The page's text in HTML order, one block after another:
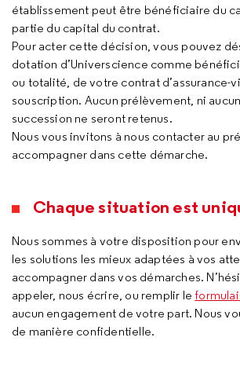
établissement peut être bénéficiaire du
partie du capital du contrat.
Pour acter cette décision, vous pouvez
dotation d’Universcience comme
ou totalité, de votre contrat d’assurance-
souscription. Aucun prélèvement, ni
succession ne seront retenus.
Nous vous invitons à nous contacter au
accompagner dans cette démarche.
Chaque situation est
Nous sommes à votre disposition pour
les solutions les mieux adaptées à vos
accompagner dans vos démarches.
appeler, nous écrire, ou remplir le
aucun engagement de votre part. Nous
de manière confidentielle.